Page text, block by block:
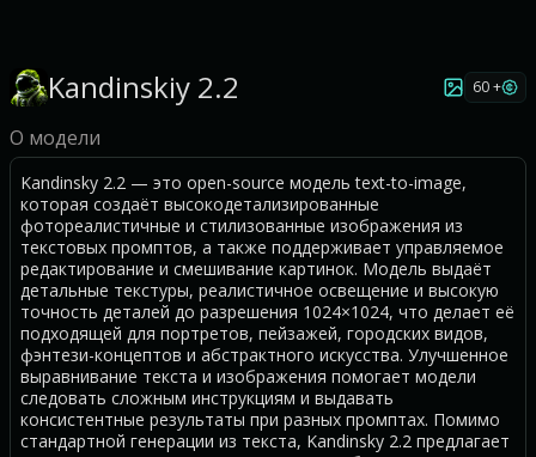
Kandinskiy 2.2 60 +
О модели
Kandinsky 2.2 — это open-source модель text-to-image,
которая создаёт высокодетализированные
фотореалистичные и стилизованные изображения из
текстовых промптов, а также поддерживает управляемое
редактирование и смешивание картинок. Модель выдаёт
детальные текстуры, реалистичное освещение и высокую
точность деталей до разрешения 1024×1024, что делает её
подходящей для портретов, пейзажей, городских видов,
фэнтези-концептов и абстрактного искусства. Улучшенное
выравнивание текста и изображения помогает модели
следовать сложным инструкциям и выдавать
консистентные результаты при разных промптах. Помимо
стандартной генерации из текста, Kandinsky 2.2 предлагает